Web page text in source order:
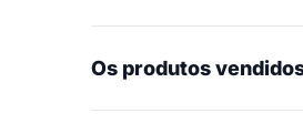
Os produtos